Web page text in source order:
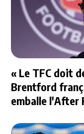
« Le TFC doit
Brentford
emballe l'After